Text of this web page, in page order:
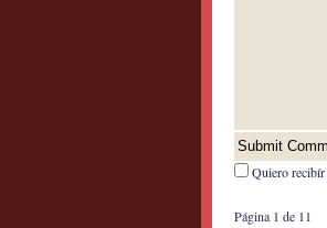
Quiero recibír
Página 1 de 1 1